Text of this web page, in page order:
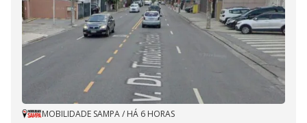
MOBILIDADE SAMPA/ HÁ 6 HORAS